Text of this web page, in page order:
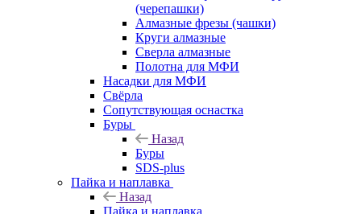
(черепашки)
Алмазные фрезы (чашки)
Круги алмазные
Сверла алмазные
Полотна для МФИ
Насадки для МФИ
Свёрла
Сопутствующая оснастка
Буры
Назад
Буры
SDS-plus
Пайка и наплавка
Назад
Пайка и наплавка